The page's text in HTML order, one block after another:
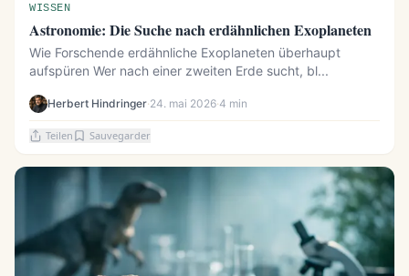
WISSEN
Astronomie: Die Suche nach erdähnlichen Exoplaneten
Wie Forschende erdähnliche Exoplaneten überhaupt
aufspüren Wer nach einer zweiten Erde sucht, bl...
Herbert Hindringer·24. mai 2026·4 min
Teilen Sauvegarder